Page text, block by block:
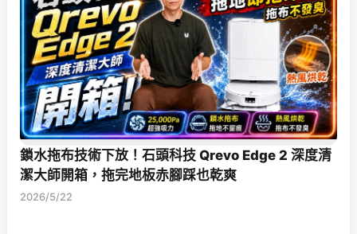
鎖水拖布技術下放！石頭科技 Qrevo Edge 2 深度清
潔大師開箱，拖完地板赤腳踩也乾爽
2026/5/22